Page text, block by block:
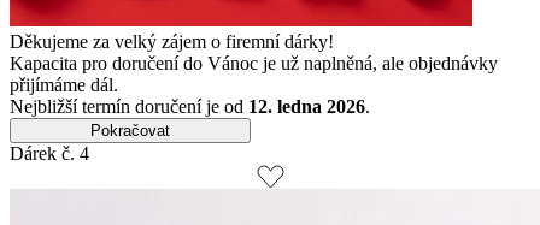
Děkujeme za velký zájem o firemní dárky!
Kapacita pro doručení do Vánoc je už naplněná, ale objednávky
přijímáme dál.
Nejbližší termín doručení je od 12. ledna 2026.
Pokračovat
Dárek č. 4